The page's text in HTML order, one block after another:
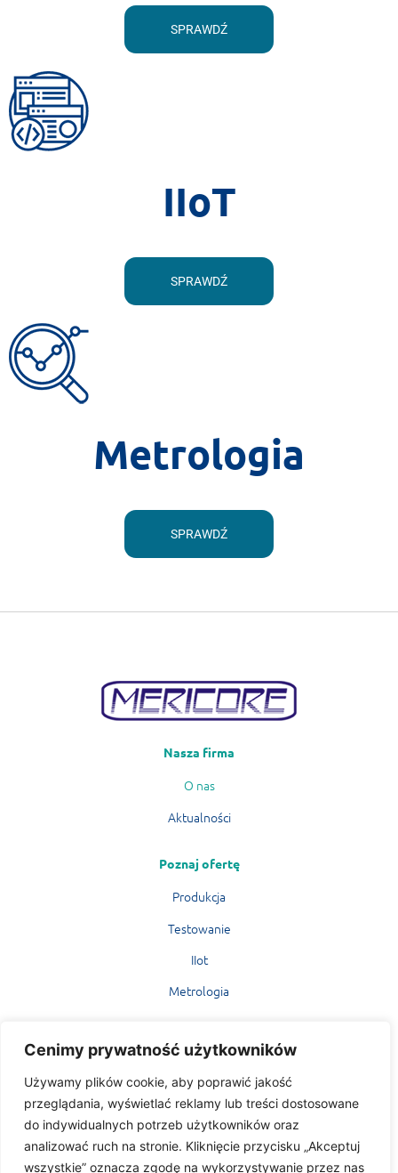
Cenimy prywatność użytkowników
Używamy plików cookie, aby poprawić jakość
przeglądania, wyświetlać reklamy lub treści dostosowane
do indywidualnych potrzeb użytkowników oraz
analizować ruch na stronie. Kliknięcie przycisku „Akceptuj
wszystkie” oznacza zgodę na wykorzystywanie przez nas
SPRAWDŹ
IIoT
SPRAWDŹ
Metrologia
SPRAWDŹ
Nasza firma
O nas
Aktualności
Poznaj ofertę
Produkcja
Testowanie
IIot
Metrologia
MERICORE
Mariusz Kożuchowski
Ul. Przejazd 4/64
02-654 Warszawa
mericore@mericore.com